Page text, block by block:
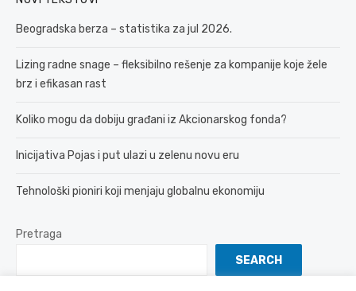
Beogradska berza – statistika za jul 2026.
Lizing radne snage – fleksibilno rešenje za kompanije koje žele
brz i efikasan rast
Koliko mogu da dobiju građani iz Akcionarskog fonda?
Inicijativa Pojas i put ulazi u zelenu novu eru
Tehnološki pioniri koji menjaju globalnu ekonomiju
Pretraga
SEARCH